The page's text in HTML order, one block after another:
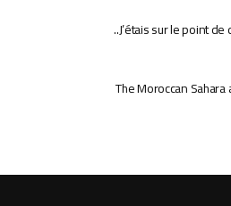
J’étais sur le point
The Moroccan